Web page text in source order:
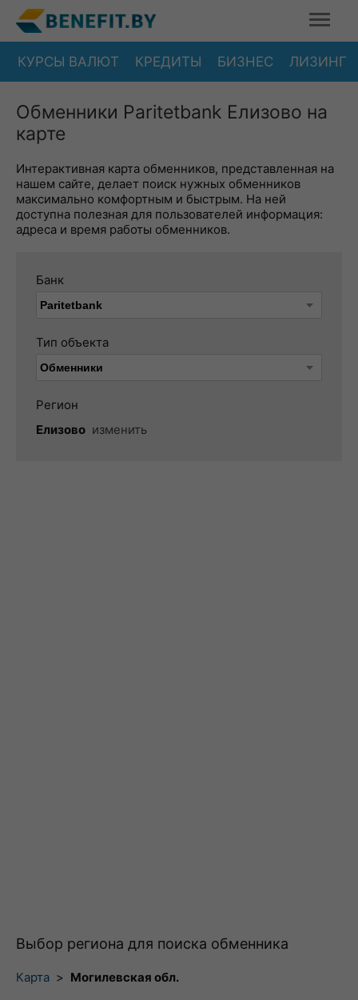
КУРСЫ ВАЛЮТ КРЕДИТЫ БИЗНЕС ЛИЗИНГ
Обменники Paritetbank Елизово на
карте
Интерактивная карта обменников, представленная на
нашем сайте, делает поиск нужных обменников
максимально комфортным и быстрым. На ней
доступна полезная для пользователей информация:
адреса и время работы обменников.
Банк
Тип объекта
Регион
Елизово изменить
Выбор региона для поиска обменника
Карта > Могилевская обл.